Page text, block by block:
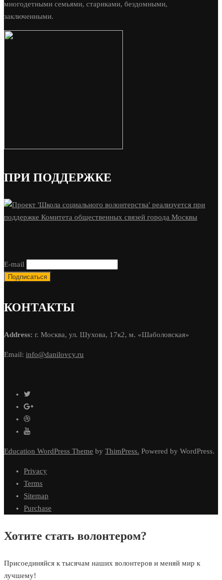
многодетными семьями, стариками, бездомными,
заключенными.
ПРИ ПОДДЕРЖКЕ
E-mail
КОНТАКТЫ
Address: г. Москва, ул. Шухова, 17к2, м. «Шаболовская»
Email: info@danilovcy.ru
Education WordPress Theme by ThimPress. Powered by WordPress.
Privacy
Terms
Sitemap
Purchase
Хотите стать волонтером?
Присоединяйся к тысячам наших волонтеров и меняй мир к
лучшему!